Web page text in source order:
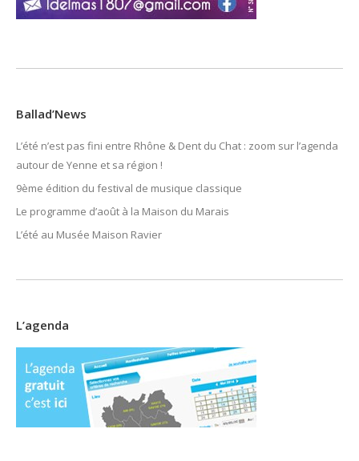
Ballad’News
L’été n’est pas fini entre Rhône & Dent du Chat : zoom sur l’agenda
autour de Yenne et sa région !
9ème édition du festival de musique classique
Le programme d’août à la Maison du Marais
L’été au Musée Maison Ravier
L’agenda